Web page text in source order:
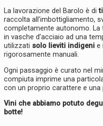
La lavorazione del Barolo è di
raccolta all’imbottigliamento,
completamente autonomo.
in vasche d’acciaio ad una
utilizzati solo lieviti indigeni e
rigorosamente manuali.
Ogni passaggio è curato nel
compiuta imprime una
con un proprio carattere e una
Vini che abbiamo potuto
botte!